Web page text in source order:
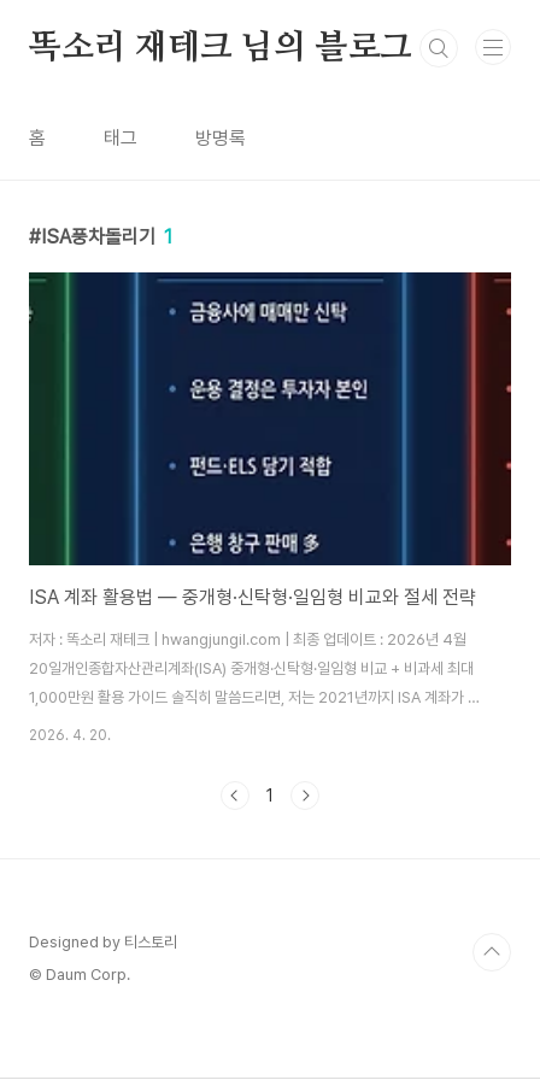
똑소리 재테크 님의 블로그
홈 태그 방명록
ISA풍차돌리기 1
ISA 계좌 활용법 — 중개형·신탁형·일임형 비교와 절세 전략
저자 : 똑소리 재테크 | hwangjungil.com | 최종 업데이트 : 2026년 4월
20일개인종합자산관리계좌(ISA) 중개형·신탁형·일임형 비교 + 비과세 최대
1,000만원 활용 가이드 솔직히 말씀드리면, 저는 2021년까지 ISA 계좌가 뭔
지도 몰랐습니다. 그냥 통장이 하나 더 생기는 거 아닌가 싶었죠. 그러다 직장
쩍 뜨였습니다. 알고 보니 제 투자 수익에서 해마다 15.4%씩 세금이 조용히
2026. 4. 20.
1
Designed by 티스토리
© Daum Corp.